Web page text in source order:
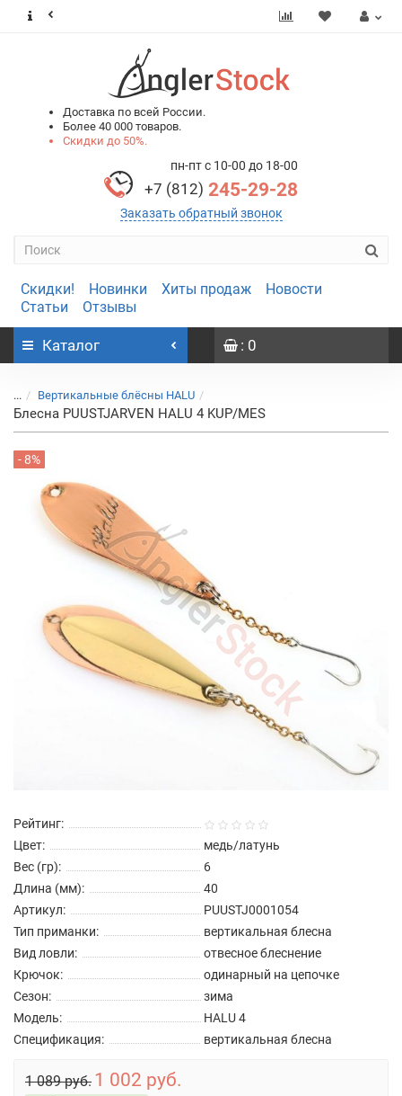
Доставка по всей России.
Более 40 000 товаров.
Скидки до 50%.
пн-пт с 10-00 до 18-00
+7 (812) 245-29-28
Заказать обратный звонок
Скидки! Новинки Хиты продаж
Новости
Статьи
Отзывы
Каталог : 0
... Вертикальные блёсны HALU
Блесна PUUSTJARVEN HALU 4 KUP/MES
- 8%
Рейтинг:
Цвет:
медь/латунь
Вес (гр):
6
Длина (мм):
40
Артикул:
PUUSTJ0001054
Тип приманки:
вертикальная блесна
Вид ловли:
отвесное блеснение
Крючок:
одинарный на цепочке
Сезон:
зима
Модель:
HALU 4
Спецификация:
вертикальная блесна
1 089 руб. 1 002 руб.